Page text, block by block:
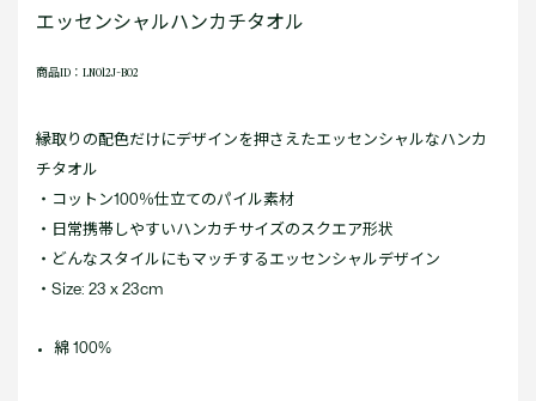
エッセンシャルハンカチタオル
商品ID：LN012J-B02
縁取りの配色だけにデザインを押さえたエッセンシャルなハンカ
チタオル
・コットン100％仕立てのパイル素材
・日常携帯しやすいハンカチサイズのスクエア形状
・どんなスタイルにもマッチするエッセンシャルデザイン
・Size: 23 x 23cm
綿 100%